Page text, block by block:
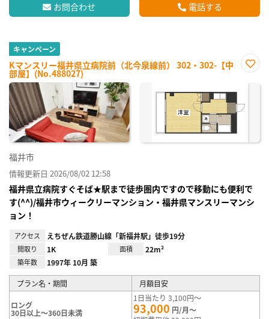
お問合わせ 電話する
キャンペーン
Kマンスリー福井県立病院前（北今泉線前） 302・302-【中
部屋】(No.488027)
に入
録
福井市
情報更新日 2026/08/02 12:58
福井県立病院すぐそば★駅まで徒歩圏内ですので移動にも便利で
す(^^)/福井市ウィークリーマンション・福井県マンスリーマンシ
ョン！
アクセス えちぜん鉄道勝山線「新福井駅」徒歩19分
間取り 1K 面積 22m²
築年数 1997年 10月 築
プラン名・期間 月額目安
ロング
30日以上～360日未満
1日当たり 3,100円～
93,000 円/月～